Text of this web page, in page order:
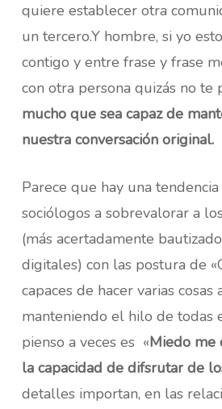
quiere establecer otra
un tercero.Y hombre, si yo
contigo y entre frase y frase
con otra persona quizás no te
mucho que sea capaz de
nuestra conversación original.
Parece que hay una
sociólogos a sobrevalorar a
(más acertadamente
digitales) con las postura de
capaces de hacer varias cosas
manteniendo el hilo de todas
pienso a veces es «Miedo me
la capacidad de difsrutar de
detalles importan, en las